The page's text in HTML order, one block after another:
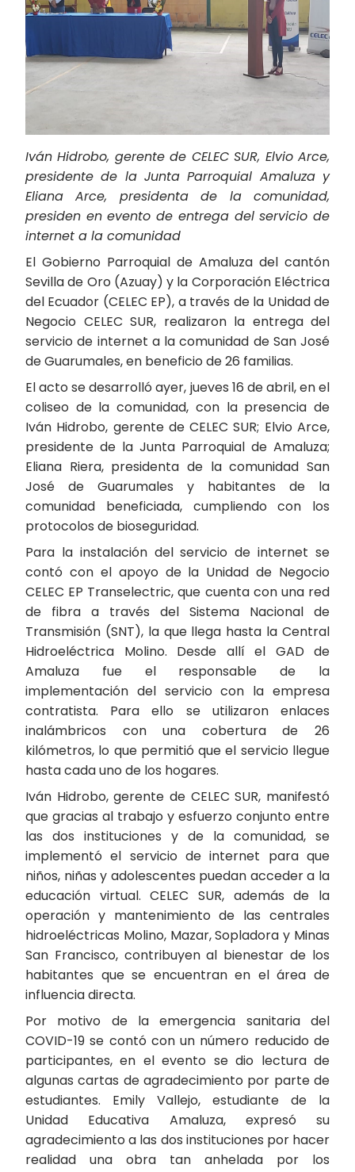
Iván Hidrobo, gerente de CELEC SUR, Elvio Arce,
presidente de la Junta Parroquial Amaluza y
Eliana Arce, presidenta de la comunidad,
presiden en evento de entrega del servicio de
internet a la comunidad
El Gobierno Parroquial de Amaluza del cantón
Sevilla de Oro (Azuay) y la Corporación Eléctrica
del Ecuador (CELEC EP), a través de la Unidad de
Negocio CELEC SUR, realizaron la entrega del
servicio de internet a la comunidad de San José
de Guarumales, en beneficio de 26 familias.
El acto se desarrolló ayer, jueves 16 de abril, en el
coliseo de la comunidad, con la presencia de
Iván Hidrobo, gerente de CELEC SUR; Elvio Arce,
presidente de la Junta Parroquial de Amaluza;
Eliana Riera, presidenta de la comunidad San
José de Guarumales y habitantes de la
comunidad beneficiada, cumpliendo con los
protocolos de bioseguridad.
Para la instalación del servicio de internet se
contó con el apoyo de la Unidad de Negocio
CELEC EP Transelectric, que cuenta con una red
de fibra a través del Sistema Nacional de
Transmisión (SNT), la que llega hasta la Central
Hidroeléctrica Molino. Desde allí el GAD de
Amaluza fue el responsable de la
implementación del servicio con la empresa
contratista. Para ello se utilizaron enlaces
inalámbricos con una cobertura de 26
kilómetros, lo que permitió que el servicio llegue
hasta cada uno de los hogares.
Iván Hidrobo, gerente de CELEC SUR, manifestó
que gracias al trabajo y esfuerzo conjunto entre
las dos instituciones y de la comunidad, se
implementó el servicio de internet para que
niños, niñas y adolescentes puedan acceder a la
educación virtual. CELEC SUR, además de la
operación y mantenimiento de las centrales
hidroeléctricas Molino, Mazar, Sopladora y Minas
San Francisco, contribuyen al bienestar de los
habitantes que se encuentran en el área de
influencia directa.
Por motivo de la emergencia sanitaria del
COVID-19 se contó con un número reducido de
participantes, en el evento se dio lectura de
algunas cartas de agradecimiento por parte de
estudiantes. Emily Vallejo, estudiante de la
Unidad Educativa Amaluza, expresó su
agradecimiento a las dos instituciones por hacer
realidad una obra tan anhelada por los